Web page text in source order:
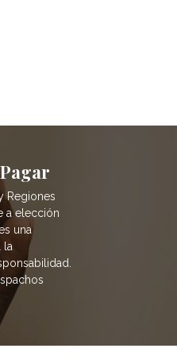
Regiones
a elección
una
la